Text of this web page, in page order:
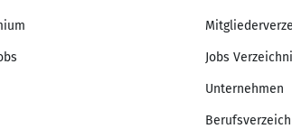
Jobs
Unternehmen